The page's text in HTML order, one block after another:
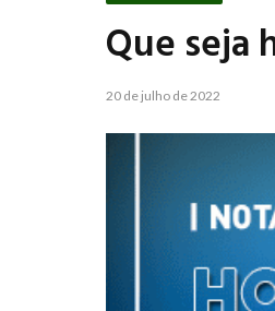
Que seja
20 de julho de 2022